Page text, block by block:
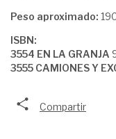
Peso aproximado:
ISBN:
3554 EN LA GRANJA
3555 CAMIONES Y
Compartir